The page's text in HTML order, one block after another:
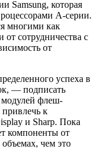
Samsung, которая
А-серии.
многими как
сотрудничества с
от
успеха в
— подписать
модулей флеш-
к
и Sharp. Пока
компоненты от
чем это